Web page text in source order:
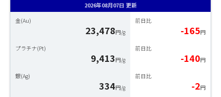
2026年08月07日 更新
金(Au)
23,478円/g
前日比
-165円
プラチナ(Pt)
9,413円/g
前日比
-140円
銀(Ag)
334円/g
前日比
-2円